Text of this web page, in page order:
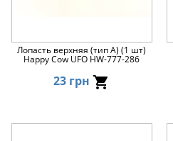
Лопасть верхняя (тип А) (1 шт)
Happy Cow UFO HW-777-286
23 грн